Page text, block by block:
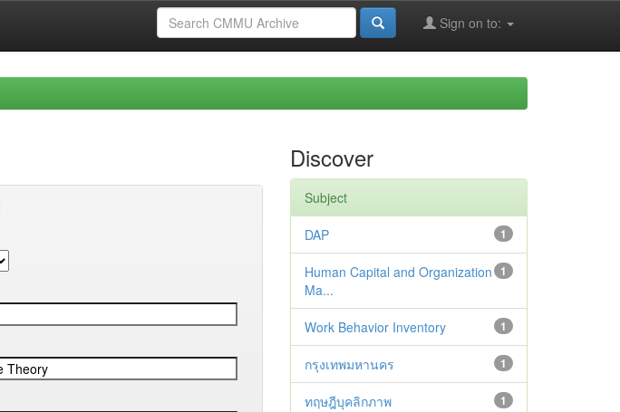
Sign on to:
Discover
Subject
1
DAP
1
Human Capital and Organization
Ma...
1
Work Behavior Inventory
1
กรุงเทพมหานคร
1
ทฤษฎีบุคลิกภาพ